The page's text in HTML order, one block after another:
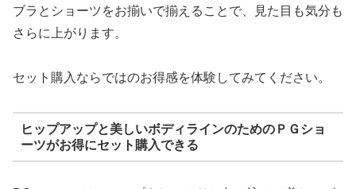
ブラとショーツをお揃いで揃えることで、見た目も気分も
さらに上がります。
セット購入ならではのお得感を体験してみてください。
ヒップアップと美しいボディラインのためのＰＧショ
ーツがお得にセット購入できる